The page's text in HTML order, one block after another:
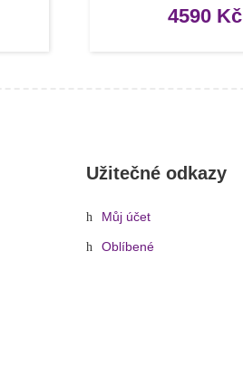
4590 Kč
Užitečné odkazy
Můj účet
Oblíbené